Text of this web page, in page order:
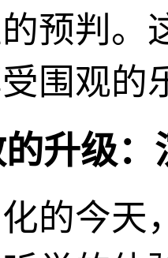
预判。
围观的
升级
的今天